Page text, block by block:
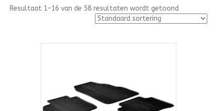
Resultaat 1–16 van de 58 resultaten wordt getoond